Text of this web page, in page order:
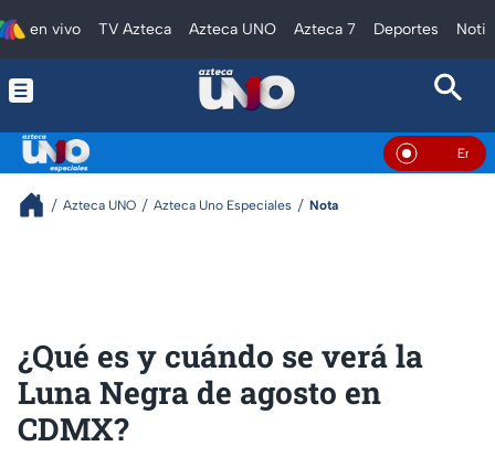
en vivo TV Azteca Azteca UNO Azteca 7 Deportes
En Vivo
Azteca UNO Azteca Uno Especiales Nota
¿Qué es y cuándo se verá la
Luna Negra de agosto en
CDMX?